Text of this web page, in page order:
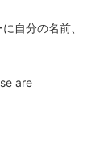
自分の名前、
are